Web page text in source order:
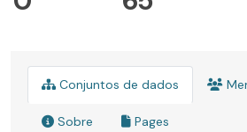
Conjuntos de dados
Sobre Pages